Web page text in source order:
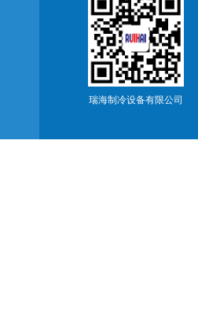
瑞海制冷设备有限公司